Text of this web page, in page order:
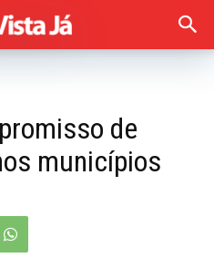
de
municípios